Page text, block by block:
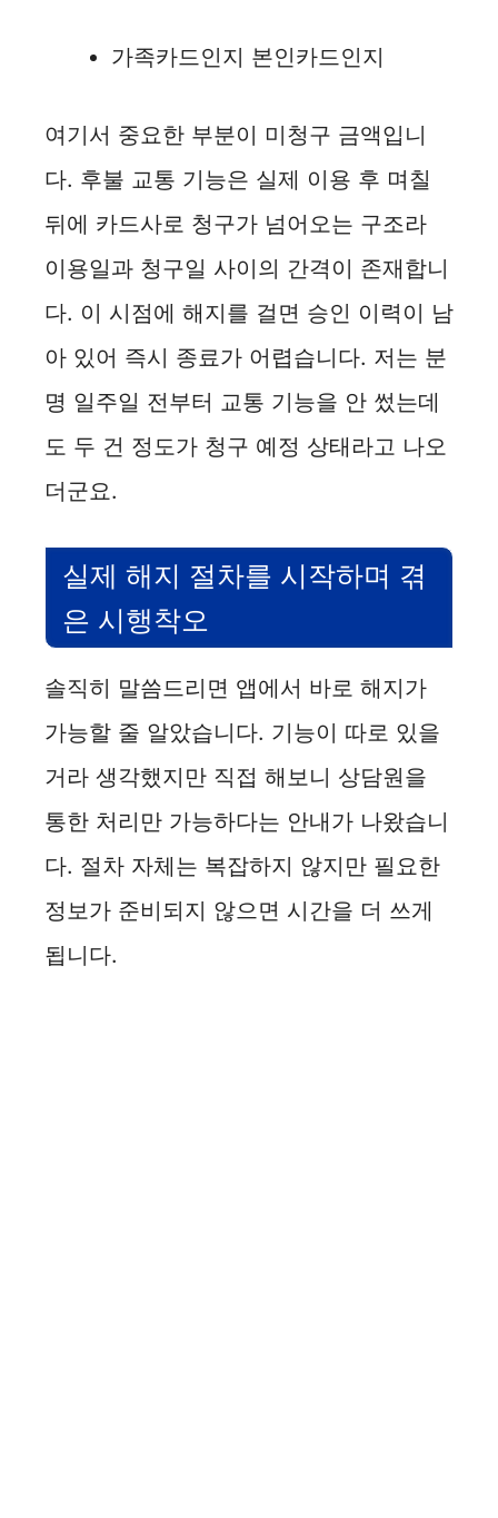
가족카드인지 본인카드인지
여기서 중요한 부분이 미청구 금액입니
다. 후불 교통 기능은 실제 이용 후 며칠
뒤에 카드사로 청구가 넘어오는 구조라
이용일과 청구일 사이의 간격이 존재합니
다. 이 시점에 해지를 걸면 승인 이력이 남
아 있어 즉시 종료가 어렵습니다. 저는 분
명 일주일 전부터 교통 기능을 안 썼는데
도 두 건 정도가 청구 예정 상태라고 나오
더군요.
실제 해지 절차를 시작하며 겪
은 시행착오
솔직히 말씀드리면 앱에서 바로 해지가
가능할 줄 알았습니다. 기능이 따로 있을
거라 생각했지만 직접 해보니 상담원을
통한 처리만 가능하다는 안내가 나왔습니
다. 절차 자체는 복잡하지 않지만 필요한
정보가 준비되지 않으면 시간을 더 쓰게
됩니다.